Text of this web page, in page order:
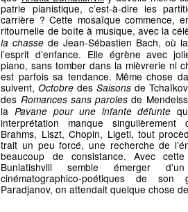
patrie pianistique, c’est-à-dire les
carrière ? Cette mosaïque commence,
ritournelle de boîte à musique, avec la
la chasse de Jean-Sébastien Bach, où
l’esprit d’enfance. Elle égrène avec
piano, sans tomber dans la mièvrerie ni
est parfois sa tendance. Même chose
suivent,Octobre desSaisons de
des Romances sans paroles de
la Pavane pour une infante défunte
interprétation manque
Brahms, Liszt, Chopin, Ligeti, tout
trait un peu forcé, une recherche de
beaucoup de consistance. Avec
Buniatishvili semble émerger
cinématographico-poétiques de son
Paradjanov, on attendait quelque chose